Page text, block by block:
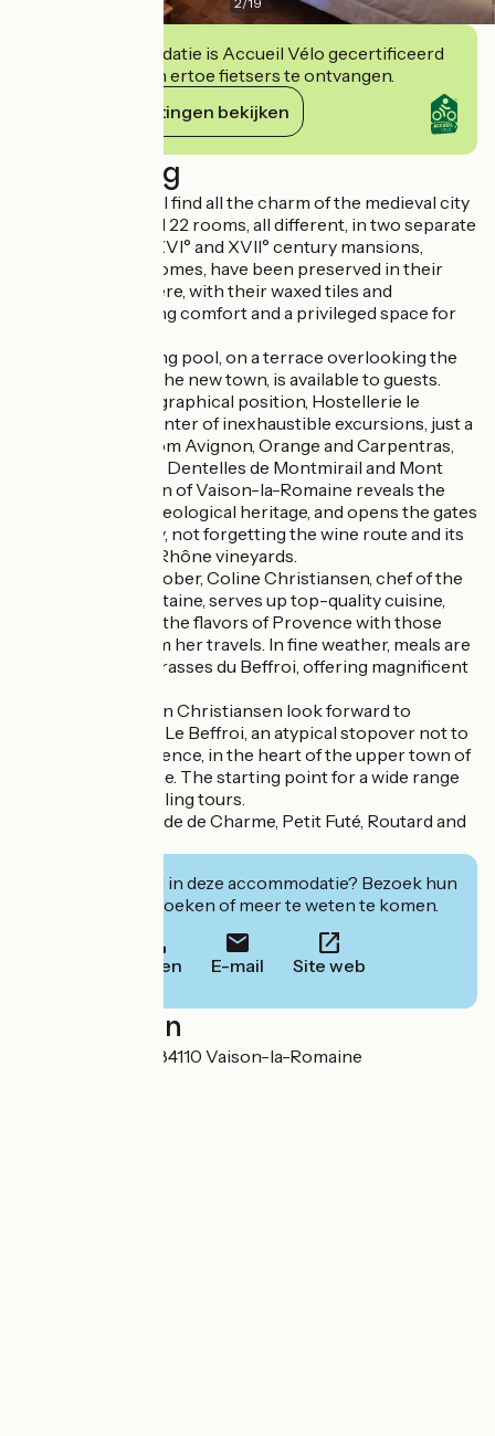
Deze accommodatie is Accueil Vélo gecertificeerd
en verbindt zich ertoe fietsers te ontvangen.
Haar verplichtingen bekijken
Beschrijving
At Le Beffroi, you'll find all the charm of the medieval city
in the lounges and 22 rooms, all different, in two separate
buildings. These XVI° and XVII° century mansions,
originally family homes, have been preserved in their
original atmosphere, with their waxed tiles and
woodwork, offering comfort and a privileged space for
A private swimming pool, on a terrace overlooking the
Ouvèze river and the new town, is available to guests.
Thanks to its geographical position, Hostellerie le
Beffroi is at the center of inexhaustible excursions, just a
few kilometers from Avignon, Orange and Carpentras,
not forgetting the Dentelles de Montmirail and Mont
Ventoux. The town of Vaison-la-Romaine reveals the
riches of its archaeological heritage, and opens the gates
of its medieval city, not forgetting the wine route and its
famous Côtes du Rhône vineyards.
From April to October, Coline Christiansen, chef of the
restaurant La Fontaine, serves up top-quality cuisine,
subtly combining the flavors of Provence with those
brought back from her travels. In fine weather, meals are
served on the Terrasses du Beffroi, offering magnificent
Christine and Yann Christiansen look forward to
welcoming you to Le Beffroi, an atypical stopover not to
be missed in Provence, in the heart of the upper town of
Vaison-la-Romaine. The starting point for a wide range
of walking and cycling tours.
Referenced in Guide de Charme, Petit Futé, Routard and
Geïnteresseerd in deze accommodatie? Bezoek hun
website om te boeken of meer te weten te komen.
Bellen E-mail Site web
Localisation
2 rue de l'Évêché 84110 Vaison-la-Romaine